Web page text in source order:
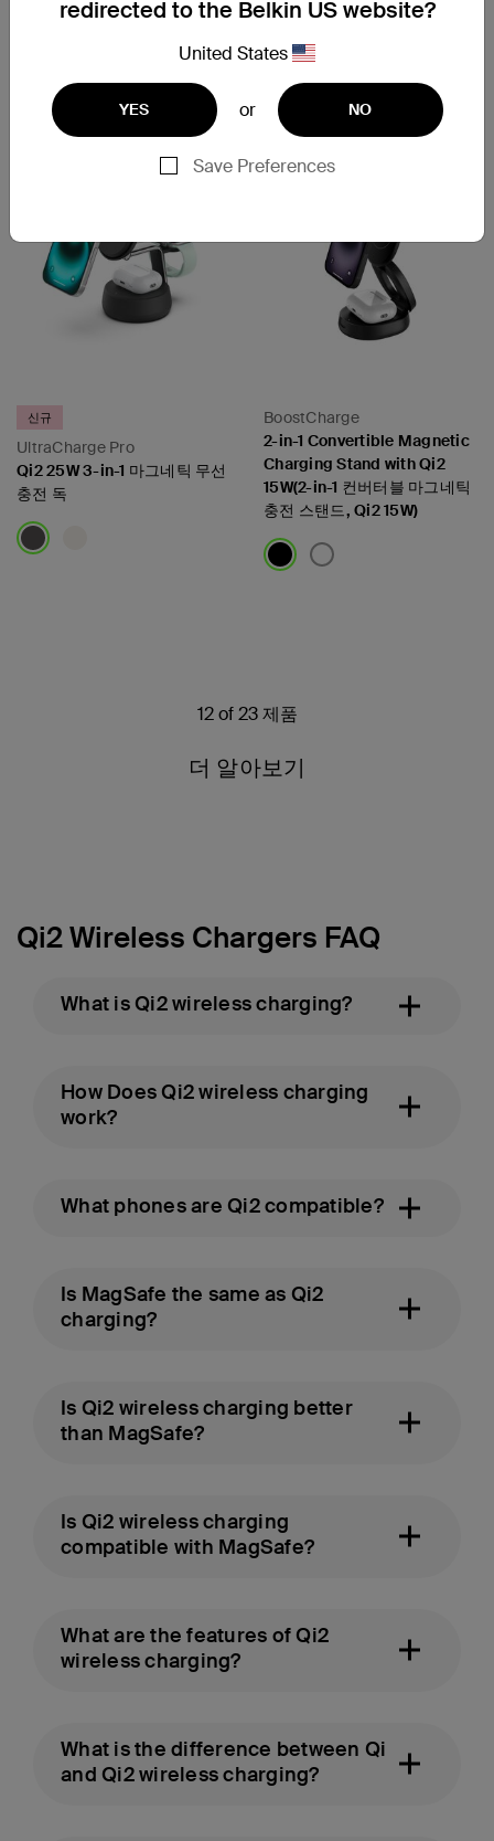
Price:
UltraCharge Pro
신규
Qi2 25W 3-in-1 마그네틱 무선
충전 독
BoostCharge
2-in-1 Convertible Magnetic
Charging Stand with Qi2
15W(2-in-1 컨버터블 마그네틱
충전 스탠드, Qi2 15W)
12 of 23 제품
더 알아보기
Qi2 Wireless Chargers FAQ
What is Qi2 wireless charging?
How Does Qi2 wireless charging
work?
What phones are Qi2 compatible?
Is MagSafe the same as Qi2
charging?
Is Qi2 wireless charging better
than MagSafe?
Is Qi2 wireless charging
compatible with MagSafe?
What are the features of Qi2
wireless charging?
What is the difference between Qi
and Qi2 wireless charging?
redirected to the Belkin US website?
United States
YES or NO
Save Preferences